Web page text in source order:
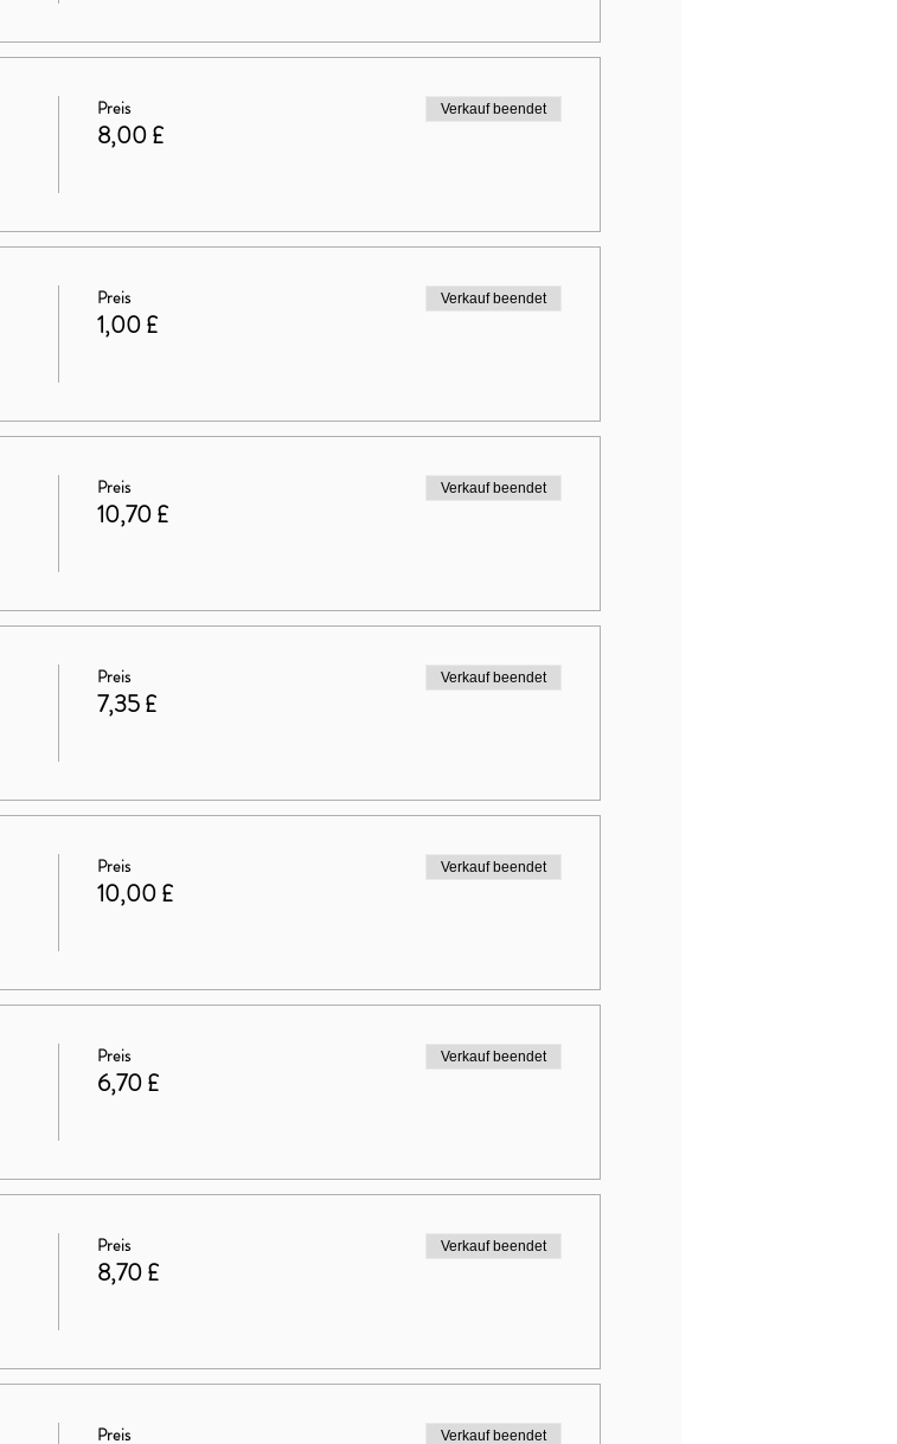
Preis
8,00 £
Verkauf beendet
Preis
1,00 £
Verkauf beendet
Preis
10,70 £
Verkauf beendet
Preis
7,35 £
Verkauf beendet
Preis
10,00 £
Verkauf beendet
Preis
6,70 £
Verkauf beendet
Preis
8,70 £
Verkauf beendet
Preis Verkauf beendet